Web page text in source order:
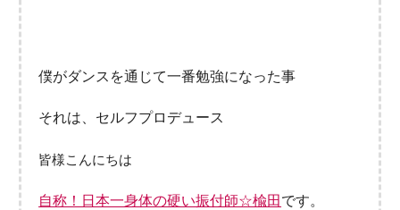
僕がダンスを通じて一番勉強になった事
それは、セルフプロデュース
皆様こんにちは
自称！日本一身体の硬い振付師☆楡田 です。